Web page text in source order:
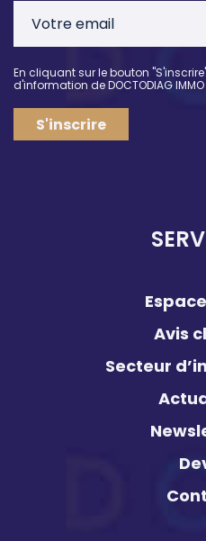
En cliquant sur le bouton
d'information de DOCTODIAG IMMO
S'inscrire
Avis
Secteur